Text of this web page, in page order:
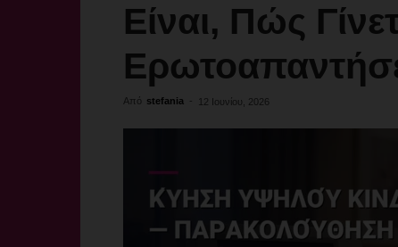
Είναι, Πώς
Από stefania - 12 Ιουνίου, 2026